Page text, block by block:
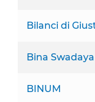
Bilanci di
Bina
BINUM